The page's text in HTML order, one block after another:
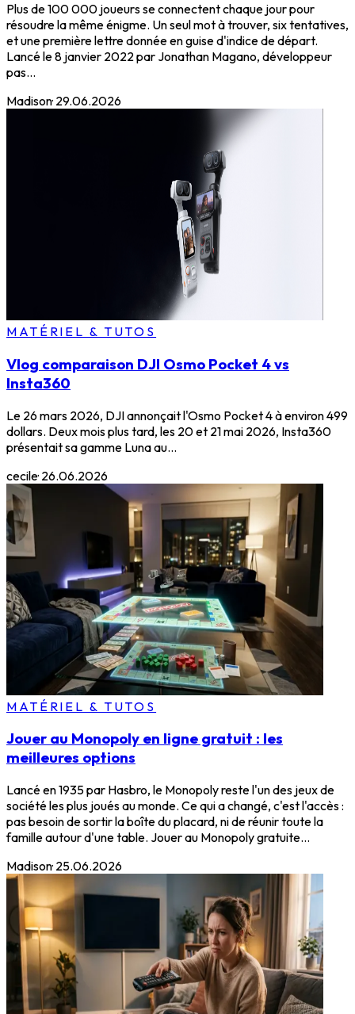
Plus de 100 000 joueurs se connectent chaque jour pour
résoudre la même énigme. Un seul mot à trouver, six tentatives,
et une première lettre donnée en guise d'indice de départ.
Lancé le 8 janvier 2022 par Jonathan Magano, développeur
pas...
Madison· 29.06.2026
MATÉRIEL & TUTOS
Vlog comparaison DJI Osmo Pocket 4 vs
Insta360
Le 26 mars 2026, DJI annonçait l'Osmo Pocket 4 à environ 499
dollars. Deux mois plus tard, les 20 et 21 mai 2026, Insta360
présentait sa gamme Luna au...
cecile· 26.06.2026
MATÉRIEL & TUTOS
Jouer au Monopoly en ligne gratuit : les
meilleures options
Lancé en 1935 par Hasbro, le Monopoly reste l'un des jeux de
société les plus joués au monde. Ce qui a changé, c'est l'accès :
pas besoin de sortir la boîte du placard, ni de réunir toute la
famille autour d'une table. Jouer au Monopoly gratuite...
Madison· 25.06.2026